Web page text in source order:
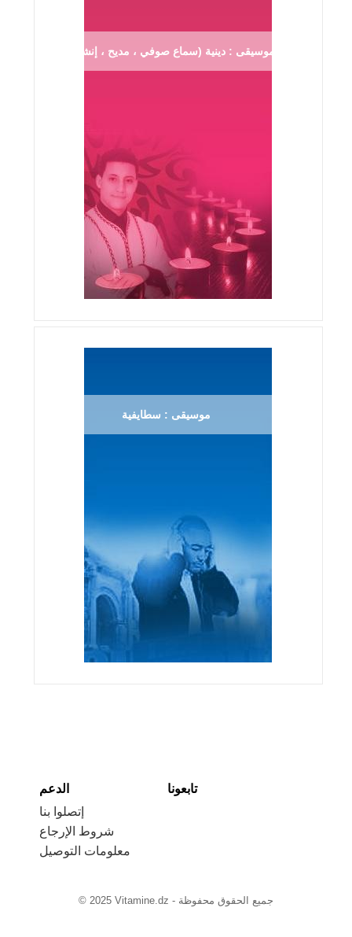
موسيقى : دينية (سماع صوفي ، مديح ، إنشاد ...)
موسيقى : سطايفية
الدعم
إتصلوا بنا
شروط الإرجاع
معلومات التوصيل
تابعونا
© 2025 Vitamine.dz - جميع الحقوق محفوظة